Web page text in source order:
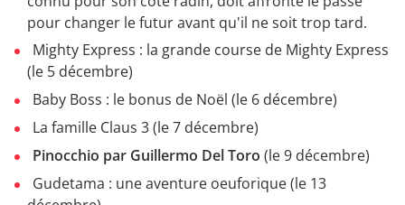
pour changer le futur avant qu'il ne soit trop tard.
Mighty Express : la grande course de Mighty Express
(le 5 décembre)
Baby Boss : le bonus de Noël (le 6 décembre)
La famille Claus 3 (le 7 décembre)
Pinocchio par Guillermo Del Toro (le 9 décembre)
Gudetama : une aventure oeuforique (le 13